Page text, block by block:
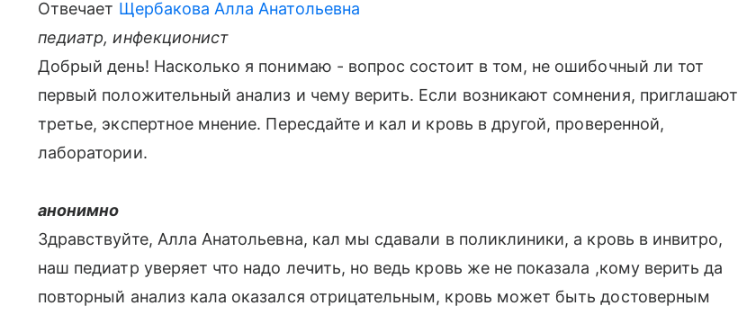
Отвечает Щербакова Алла Анатольевна
педиатр, инфекционист
Добрый день! Насколько я понимаю - вопрос состоит в том, не ошибочный ли тот
первый положительный анализ и чему верить. Если возникают сомнения, приглашают
третье, экспертное мнение. Пересдайте и кал и кровь в другой, проверенной,
лаборатории.
анонимно
Здравствуйте, Алла Анатольевна, кал мы сдавали в поликлиники, а кровь в инвитро,
наш педиатр уверяет что надо лечить, но ведь кровь же не показала ,кому верить да
повторный анализ кала оказался отрицательным, кровь может быть достоверным